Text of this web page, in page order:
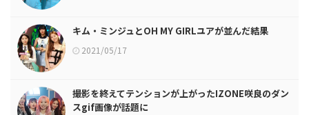
キム・ミンジュとOH MY GIRLユアが並んだ結果
2021/05/17
撮影を終えてテンションが上がったIZONE咲良のダン
スgif画像が話題に